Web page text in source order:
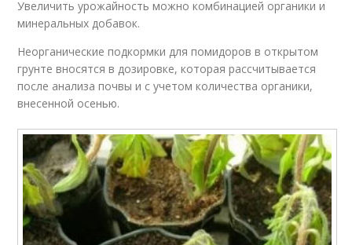
Увеличить урожайность можно комбинацией органики и
минеральных добавок.
Неорганические подкормки для помидоров в открытом
грунте вносятся в дозировке, которая рассчитывается
после анализа почвы и с учетом количества органики,
внесенной осенью.